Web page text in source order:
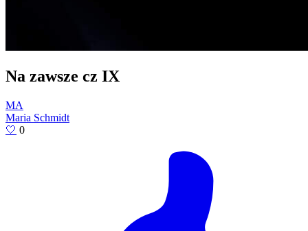
Na zawsze cz IX
MA
Maria Schmidt
🤍 0